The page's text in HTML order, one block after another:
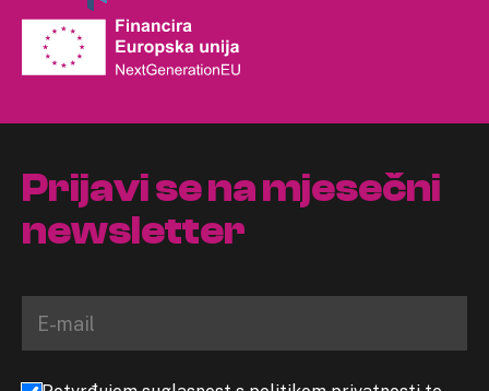
Prijavi se na mjesečni
newsletter